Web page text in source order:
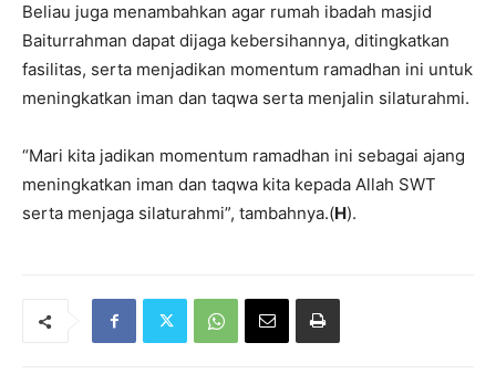
Beliau juga menambahkan agar rumah ibadah masjid
Baiturrahman dapat dijaga kebersihannya, ditingkatkan
fasilitas, serta menjadikan momentum ramadhan ini untuk
meningkatkan iman dan taqwa serta menjalin silaturahmi.
“Mari kita jadikan momentum ramadhan ini sebagai ajang
meningkatkan iman dan taqwa kita kepada Allah SWT
serta menjaga silaturahmi”, tambahnya.(H).